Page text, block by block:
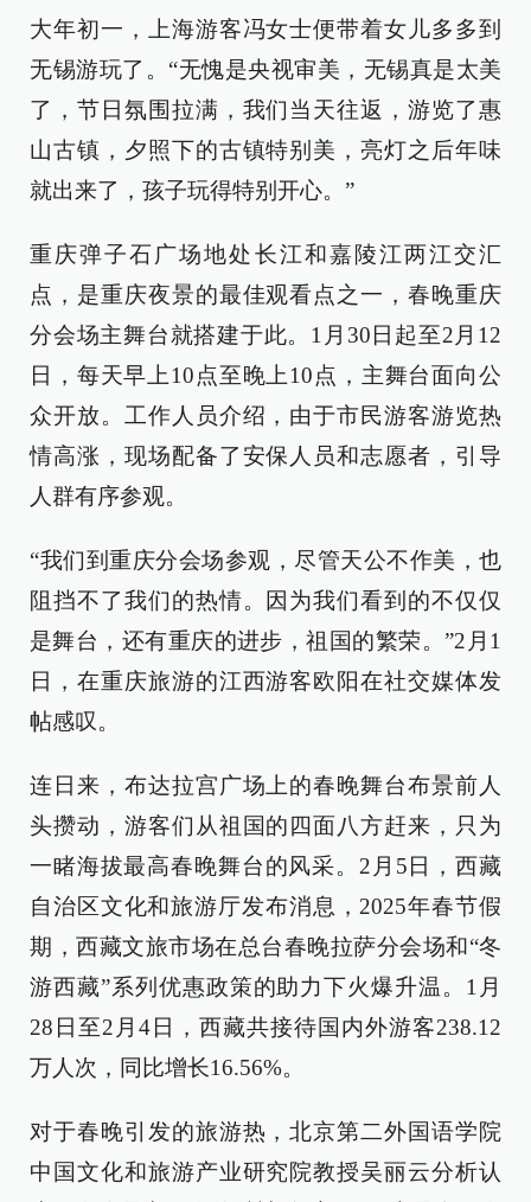
大年初一，上海游客冯女士便带着女儿多多到
无锡游玩了。“无愧是央视审美，无锡真是太美
了，节日氛围拉满，我们当天往返，游览了惠
山古镇，夕照下的古镇特别美，亮灯之后年味
就出来了，孩子玩得特别开心。”
重庆弹子石广场地处长江和嘉陵江两江交汇
点，是重庆夜景的最佳观看点之一，春晚重庆
分会场主舞台就搭建于此。1月30日起至2月12
日，每天早上10点至晚上10点，主舞台面向公
众开放。工作人员介绍，由于市民游客游览热
情高涨，现场配备了安保人员和志愿者，引导
人群有序参观。
“我们到重庆分会场参观，尽管天公不作美，也
阻挡不了我们的热情。因为我们看到的不仅仅
是舞台，还有重庆的进步，祖国的繁荣。”2月1
日，在重庆旅游的江西游客欧阳在社交媒体发
帖感叹。
连日来，布达拉宫广场上的春晚舞台布景前人
头攒动，游客们从祖国的四面八方赶来，只为
一睹海拔最高春晚舞台的风采。2月5日，西藏
自治区文化和旅游厅发布消息，2025年春节假
期，西藏文旅市场在总台春晚拉萨分会场和“冬
游西藏”系列优惠政策的助力下火爆升温。1月
28日至2月4日，西藏共接待国内外游客238.12
万人次，同比增长16.56%。
对于春晚引发的旅游热，北京第二外国语学院
中国文化和旅游产业研究院教授吴丽云分析认